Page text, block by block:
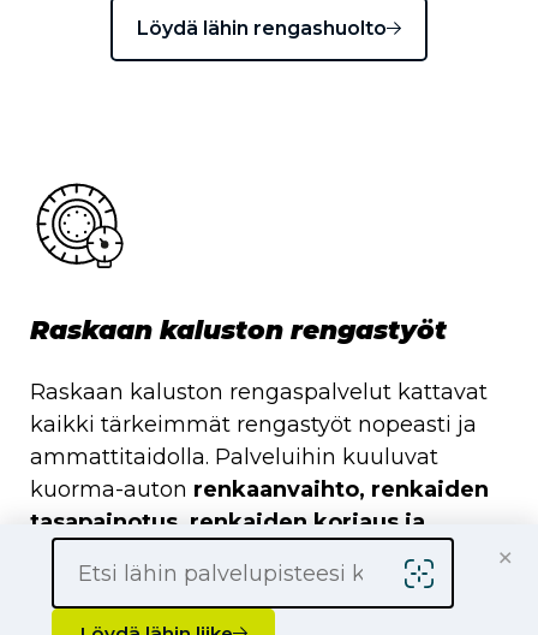
Löydä lähin rengashuolto
Raskaan kaluston rengastyöt
Raskaan kaluston rengaspalvelut kattavat
kaikki tärkeimmät rengastyöt nopeasti ja
ammattitaidolla. Palveluihin kuuluvat
kuorma-auton renkaanvaihto, renkaiden
tasapainotus, renkaiden korjaus ja
paikkaus sekä ilmanpaineiden tarkastus
turvallisen ja taloudellisen ajon
varmistamiseksi.
×